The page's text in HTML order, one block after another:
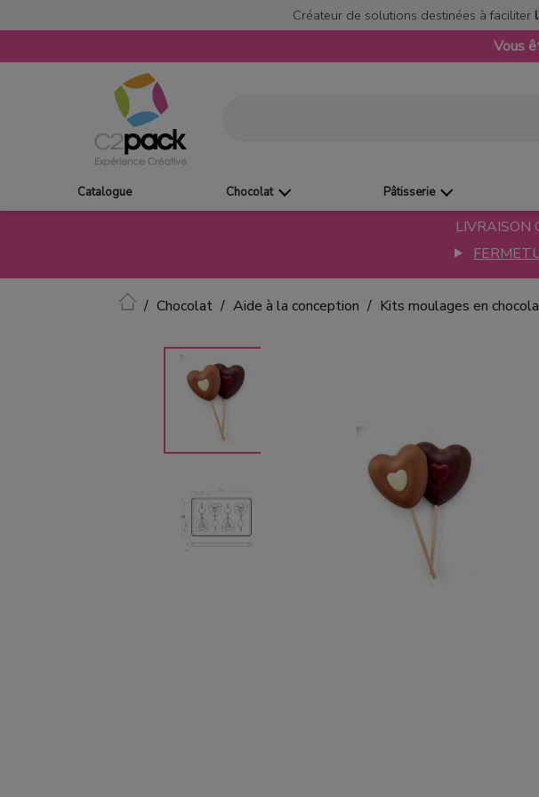
Créateur de solutions destinées à faciliter
Vous
Catalogue Chocolat Pâtisserie
LIVRAISON
Accueil
Chocolat Aide à la conception Kits moulages en